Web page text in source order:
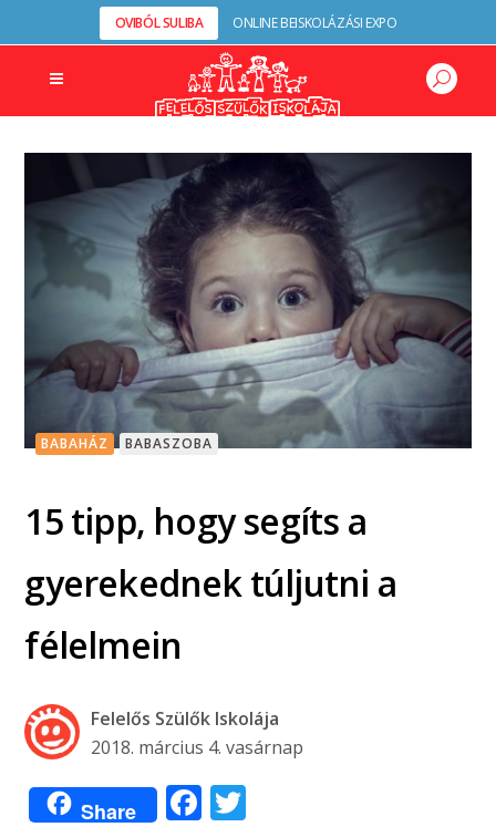
OVIBÓL SULIBA ONLINE BEISKOLÁZÁSI EXPO
BABAHÁZ BABASZOBA
15 tipp, hogy segíts a
gyerekednek túljutni a
félelmein
Felelős Szülők Iskolája
2018. március 4. vasárnap
Share Facebook